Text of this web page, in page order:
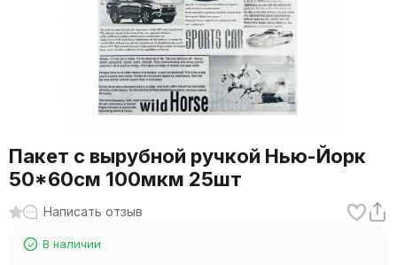
Пакет с вырубной ручкой Нью-Йорк
50*60см 100мкм 25шт
Написать отзыв
В наличии